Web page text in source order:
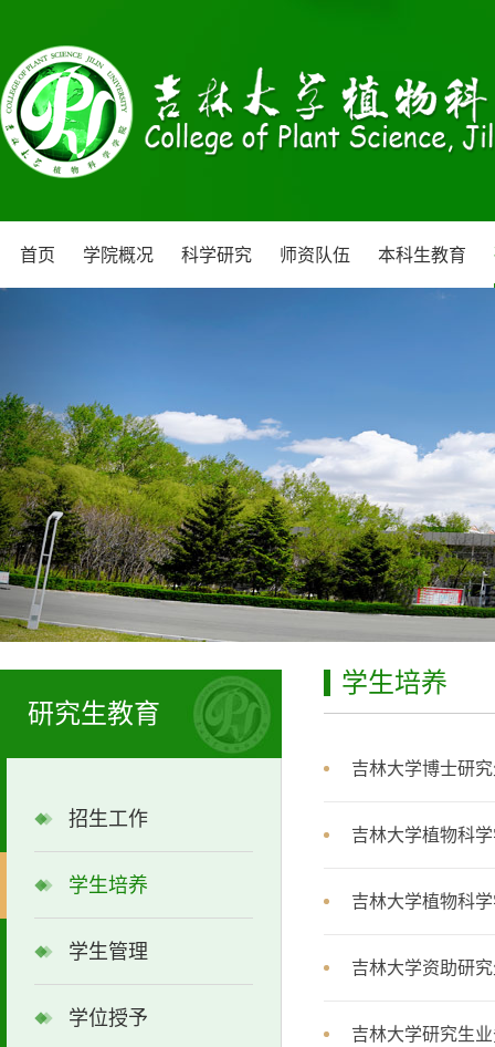
首页 学院概况 科学研究 师资队伍 本科生教育
研究生教育
招生工作
学生培养
学生管理
学位授予
学生培养
吉林大学博士研
吉林大学植物科
吉林大学植物科
吉林大学资助研
吉林大学研究生